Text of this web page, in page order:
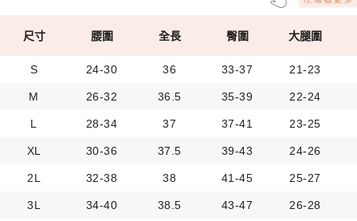
尺寸 腰圍 全長 臀圍 大腿圍
S 24-30 36 33-37 21-23
M 26-32 36.5 35-39 22-24
L 28-34 37 37-41 23-25
XL 30-36 37.5 39-43 24-26
2L 32-38 38 41-45 25-27
3L 34-40 38.5 43-47 26-28